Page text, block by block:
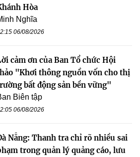
Hòa
Nghĩa
06/08/2026
cảm ơn của Ban Tổ chức Hội
"Khơi thông nguồn vốn cho thị
bất động sản bền vững"
Biên tập
06/08/2026
Nẵng: Thanh tra chỉ rõ nhiều sai
trong quản lý quảng cáo, lưu